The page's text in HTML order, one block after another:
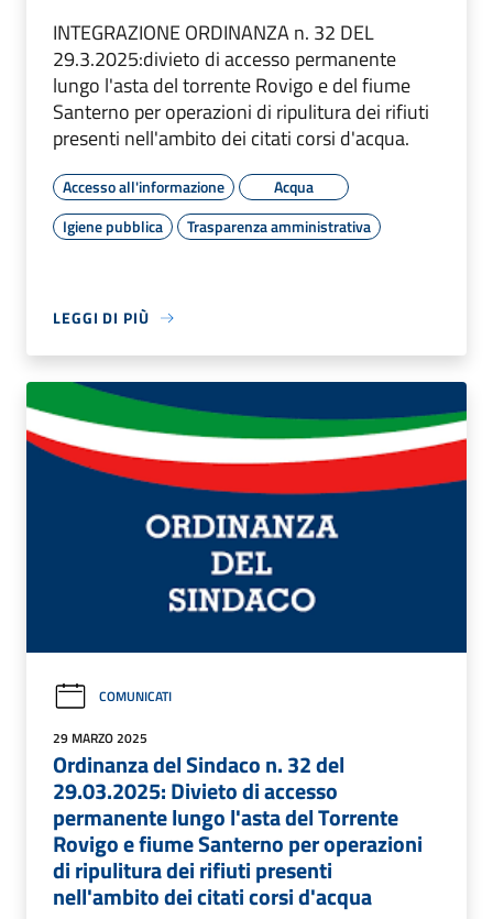
INTEGRAZIONE ORDINANZA n. 32 DEL
29.3.2025:divieto di accesso permanente
lungo l'asta del torrente Rovigo e del fiume
Santerno per operazioni di ripulitura dei rifiuti
presenti nell'ambito dei citati corsi d'acqua.
Accesso all'informazione
Acqua
Igiene pubblica
Trasparenza amministrativa
LEGGI DI PIÙ
COMUNICATI
29 MARZO 2025
Ordinanza del Sindaco n. 32 del
29.03.2025: Divieto di accesso
permanente lungo l'asta del Torrente
Rovigo e fiume Santerno per operazioni
di ripulitura dei rifiuti presenti
nell'ambito dei citati corsi d'acqua